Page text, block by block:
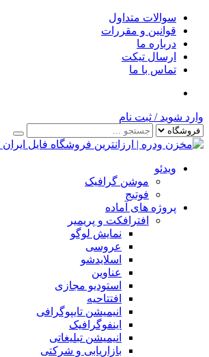
سوالات متداول
قوانین و مقررات
درباره ما
ارسال تیکت
تماس با ما
وارد شوید / ثبت نام
ویدئو
موشن گرافیک
فوتیج
پروژه های آماده
افترافکت و پریمیر
نمایش لوگو
عروسی
اسلایدشو
عناوین
استودیو مجازی
افتتاحیه
انیمیشن تایپوگرافی
اینفوگرافیک
انیمیشن تبلیغاتی
بازاریابی و شرکتی